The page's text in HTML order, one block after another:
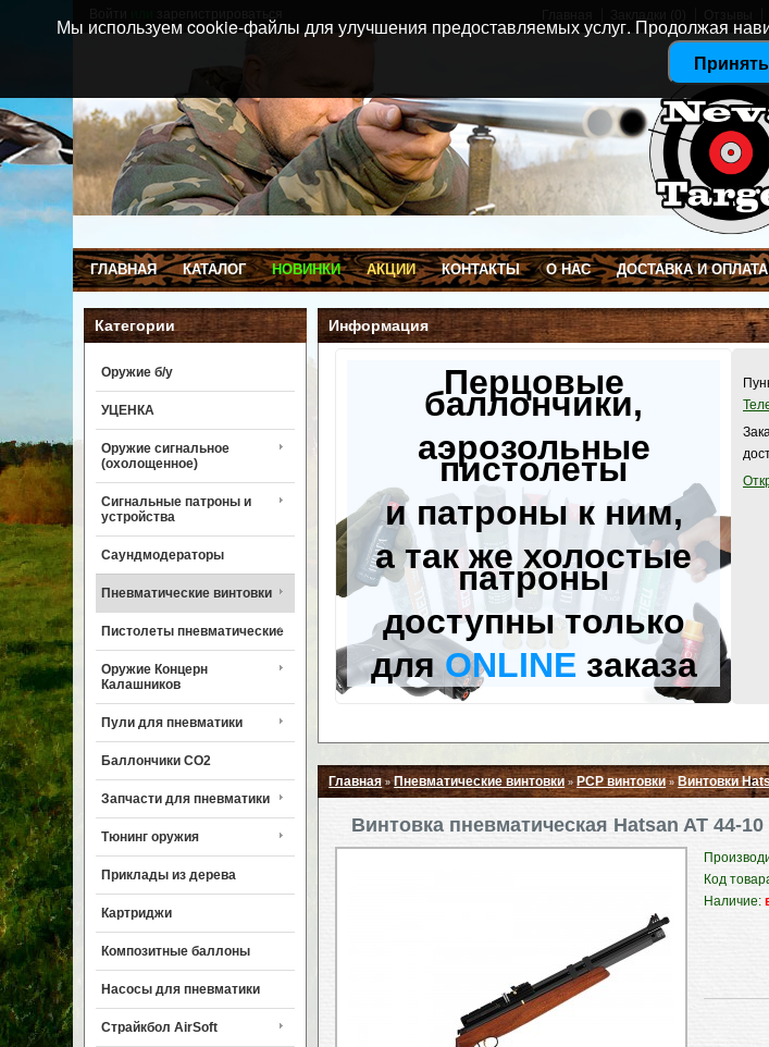
ГЛАВНАЯ КАТАЛОГ НОВИНКИ АКЦИИ КОНТАКТЫ О НАС ДОСТАВКА И ОПЛАТА
Категории
Оружие б/у
УЦЕНКА
Оружие сигнальное
(охолощенное)
Сигнальные патроны и
устройства
Саундмодераторы
Пневматические винтовки
Пистолеты пневматические
Оружие Концерн
Калашников
Пули для пневматики
Баллончики CO2
Запчасти для пневматики
Тюнинг оружия
Приклады из дерева
Картриджи
Композитные баллоны
Насосы для пневматики
Страйкбол AirSoft
Информация
Перцовые
баллончики,
аэрозольные
пистолеты
и патроны к ним,
а так же холостые
патроны
доступны только
дляONLINE заказа
Главная»Пневматические винтовки » PCP винтовки»Винтовки
Винтовка пневматическая Hatsan AT 44-
Код
Наличие:
Мы используем cookie-файлы для улучшения предоставляемых услуг. Продолжая
Принять